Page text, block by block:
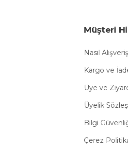
Müşteri
Nasıl
Kargo ve
Üye ve
Üyelik
Bilgi
Çerez